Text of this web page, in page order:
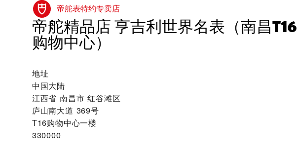
帝舵表特约专卖店
‭帝舵精品店 亨吉利世界名表（南昌T16
购物中心）‬
地址
中国大陆
江西省 南昌市 红谷滩区
庐山南大道 369号
T16购物中心一楼
330000